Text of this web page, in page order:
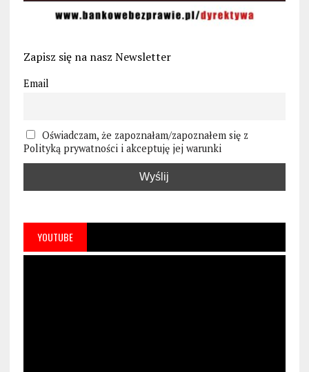
Zapisz się na nasz Newsletter
Email
Oświadczam, że zapoznałam/zapoznałem się z
Polityką prywatności i akceptuję jej warunki
YOUTUBE